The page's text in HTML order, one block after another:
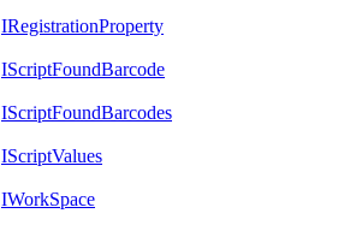
IRegistrationProperty
IScriptFoundBarcode
IScriptFoundBarcodes
IScriptValues
IWorkSpace